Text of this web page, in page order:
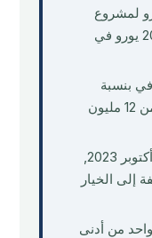
250,000 يورو لمشروع
ثقافي معتمد من GEPAC (200,000 يورو في
بنسبة
165٪ في عام 2024 إلى ما يقرب من 12 مليون
أُغلق مسار العقارات في أكتوبر 2023,
إلى الخيار
من أدنى